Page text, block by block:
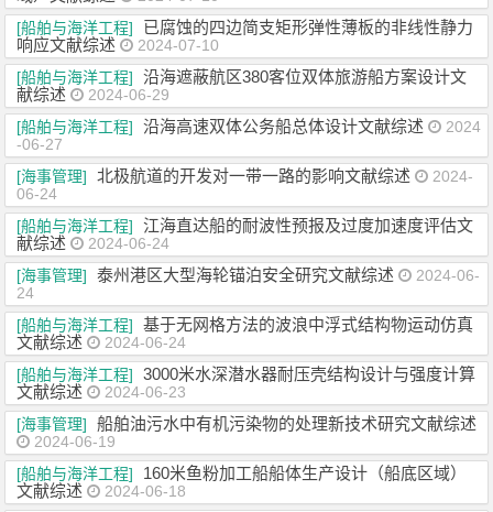
[船舶与海洋工程]
已腐蚀的四边简支矩形弹性薄板的非线性静力
响应文献综述
2024-07-10
[船舶与海洋工程]
沿海遮蔽航区380客位双体旅游船方案设计文
献综述
2024-06-29
[船舶与海洋工程]
沿海高速双体公务船总体设计文献综述
2024
-06-27
[海事管理]
北极航道的开发对一带一路的影响文献综述
2024-
06-24
[船舶与海洋工程]
江海直达船的耐波性预报及过度加速度评估文
献综述
2024-06-24
[海事管理]
泰州港区大型海轮锚泊安全研究文献综述
2024-06-
24
[船舶与海洋工程]
基于无网格方法的波浪中浮式结构物运动仿真
文献综述
2024-06-24
[船舶与海洋工程]
3000米水深潜水器耐压壳结构设计与强度计算
文献综述
2024-06-23
[海事管理]
船舶油污水中有机污染物的处理新技术研究文献综述
2024-06-19
[船舶与海洋工程]
160米鱼粉加工船船体生产设计（船底区域）
文献综述
2024-06-18